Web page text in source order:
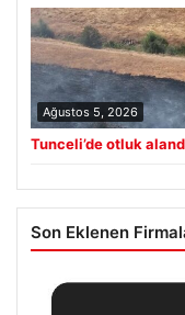
Ağustos 5, 2026
Tunceli’de otluk
Son Eklenen